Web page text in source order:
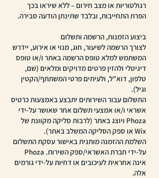
רגולטוריות או מצב חירום – ללא שיראו בכך
הפרת התחייבות, ובלבד שתינתן הודעה סבירה.
ביצוע הזמנות, הרשמה ותשלום
לצורך הרשמה לשיעור, חוג, מנוי או אירוע, יידרש
המשתמש למלא טופס הרשמה באתר ו/או טופס
דיגיטלי ולהזין פרטים מדויקים ומלאים (שם,
טלפון, דוא"ל, ולעיתים פרטי המשתתף/הקטין
וגיל).
התשלום עבור השירותים יתבצע באמצעות כרטיס
אשראי ו/או אמצעי תשלום אחר שאושר על-ידי
Phoza ויוצג באתר (לרבות סליקה מקוונת של
Wix או ספק הסליקה המשלב באתר).
השלמת ההזמנה מותנית באישור עסקת התשלום
על-ידי חברת האשראי/ספק השירות. Phoza
אינה אחראית לעיכובים או דחיות על-ידי גורמים
אלה.